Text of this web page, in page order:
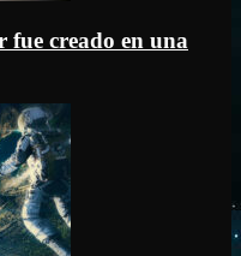
fue creado en una